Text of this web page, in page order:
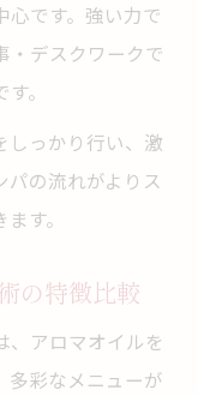
心です。強い力で
・デスクワークで
。
しっかり行い、激
パの流れがよりス
す。
の特徴比較
、アロマオイルを
多彩なメニューが